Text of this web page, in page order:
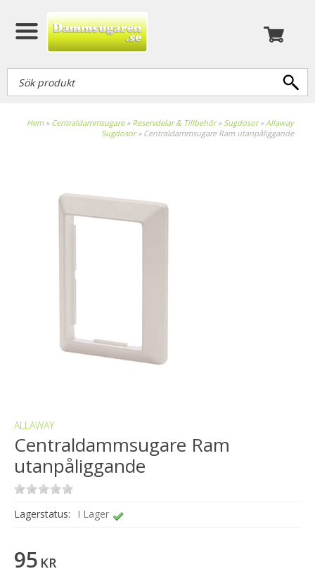
Hem» Centraldammsugare» Reservdelar & Tillbehör» Sugdosor» Allaway
Sugdosor» Centraldammsugare Ram utanpåliggande
ALLAWAY
Centraldammsugare Ram
utanpåliggande
Lagerstatus: I Lager
95 KR